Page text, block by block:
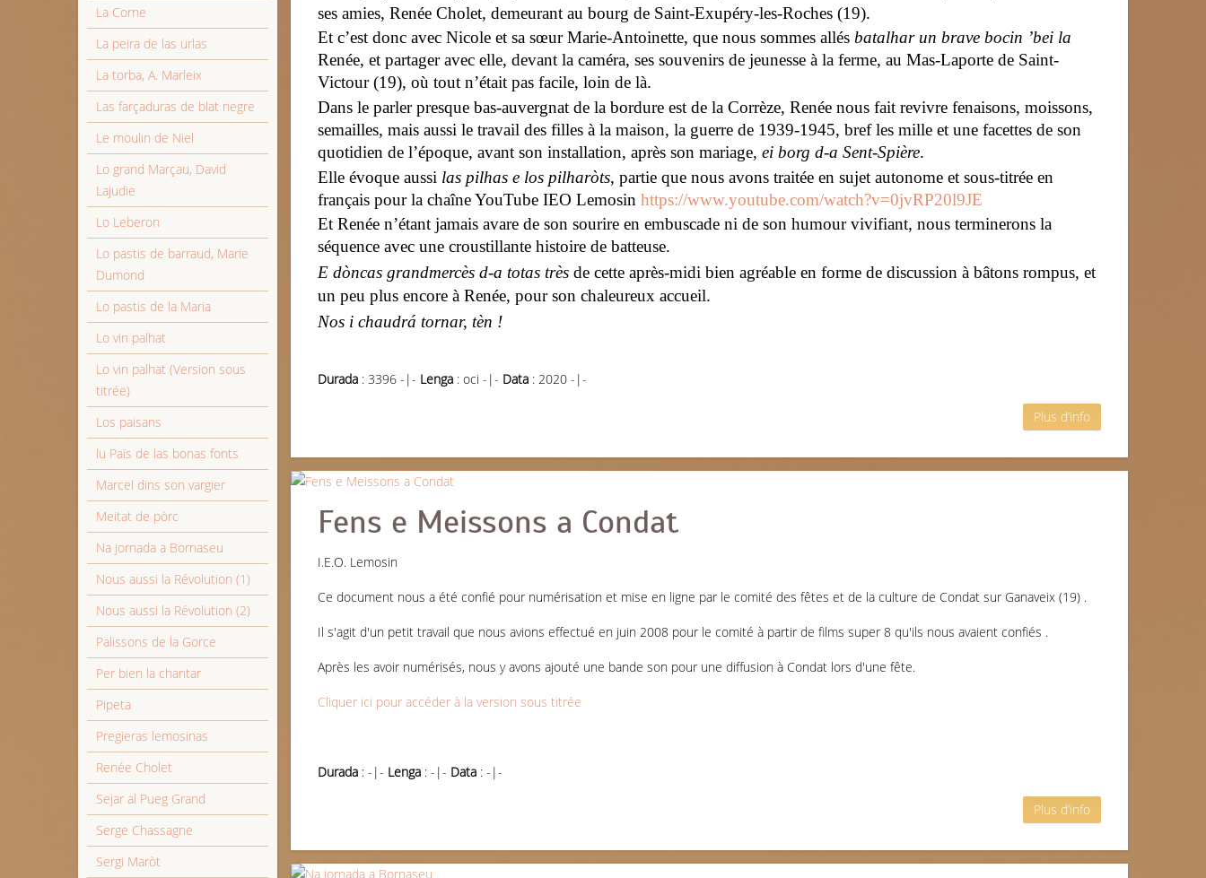
ses amies, Renée Cholet, demeurant au bourg de Saint-Exupéry-les-Roches (19).
Et c’est donc avec Nicole et sa sœur Marie-Antoinette, que nous sommes allés batalhar un brave bocin ’bei la
Renée, et partager avec elle, devant la caméra, ses souvenirs de jeunesse à la ferme, au Mas-Laporte de Saint-
Victour (19), où tout n’était pas facile, loin de là.
Dans le parler presque bas-auvergnat de la bordure est de la Corrèze, Renée nous fait revivre fenaisons, moissons,
semailles, mais aussi le travail des filles à la maison, la guerre de 1939-1945, bref les mille et une facettes de son
quotidien de l’époque, avant son installation, après son mariage, ei borg d-a Sent-Spière.
Elle évoque aussi las pilhas e los pilharòts, partie que nous avons traitée en sujet autonome et sous-titrée en
français pour la chaîne YouTube IEO Lemosin https://www.youtube.com/watch?v=0jvRP20l9JE
Et Renée n’étant jamais avare de son sourire en embuscade ni de son humour vivifiant, nous terminerons la
séquence avec une croustillante histoire de batteuse.
E dòncas grandmercès d-a totas très de cette après-midi bien agréable en forme de discussion à bâtons rompus, et
un peu plus encore à Renée, pour son chaleureux accueil.
Nos i chaudrá tornar, tèn !
Durada : 3396 -|- Lenga : oci -|- Data : 2020 -|-
Plus d’info
Fens e Meissons a Condat
I.E.O. Lemosin
Ce document nous a été confié pour numérisation et mise en ligne par le comité des fêtes et de la culture de Condat sur Ganaveix (19) .
Il s'agit d'un petit travail que nous avions effectué en juin 2008 pour le comité à partir de films super 8 qu'ils nous avaient confiés .
Après les avoir numérisés, nous y avons ajouté une bande son pour une diffusion à Condat lors d'une fête.
Cliquer ici pour accéder à la version sous titrée
Durada : -|- Lenga : -|- Data : -|-
Plus d’info
La Corne
La peira de las urlas
La torba, A. Marleix
Las farçaduras de blat negre
Le moulin de Niel
Lo grand Marçau, David
Lajudie
Lo Leberon
Lo pastis de barraud, Marie
Dumond
Lo pastis de la Maria
Lo vin palhat
Lo vin palhat (Version sous
titrée)
Los paisans
lu Païs de las bonas fonts
Marcel dins son vargier
Meitat de pòrc
Na jornada a Bornaseu
Nous aussi la Révolution (1)
Nous aussi la Révolution (2)
Palissons de la Gorce
Per bien la chantar
Pipeta
Pregieras lemosinas
Renée Cholet
Sejar al Pueg Grand
Serge Chassagne
Sergi Maròt